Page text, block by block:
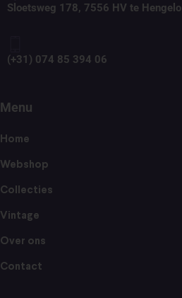
Sloetsweg 178, 7556 HV te Hengelo
(+31) 074 85 394 06
Menu
Home
Webshop
Collecties
Vintage
Over ons
Contact